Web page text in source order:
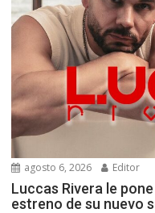
agosto 6, 2026 Editor
Luccas Rivera le
estreno de su nuevo